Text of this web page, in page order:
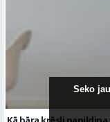
Seko